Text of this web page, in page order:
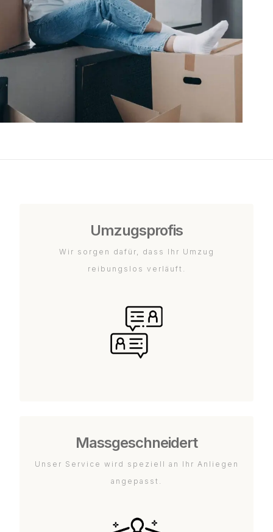
Umzugsprofis
Wir sorgen dafür, dass Ihr Umzug
reibungslos verläuft.
Massgeschneidert
Unser Service wird speziell an Ihr Anliegen
angepasst.